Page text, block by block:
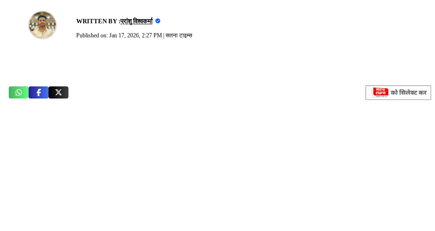
WRITTEN BY :प्रांशु विश्वकर्मा
Published on: Jan 17, 2026, 2:27 PM| सतना टाइम्स